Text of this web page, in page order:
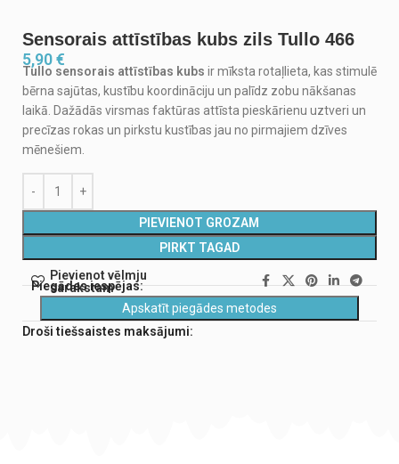
Sensorais attīstības kubs zils Tullo 466
5,90€
Tullo sensorais attīstības kubs ir mīksta rotaļlieta, kas stimulē
bērna sajūtas, kustību koordināciju un palīdz zobu nākšanas
laikā. Dažādās virsmas faktūras attīsta pieskārienu uztveri un
precīzas rokas un pirkstu kustības jau no pirmajiem dzīves
mēnešiem.
PIEVIENOT GROZAM
PIRKT TAGAD
Pievienot vēlmju
sarakstam
Piegādes iespējas:
Apskatīt piegādes metodes
Droši tiešsaistes maksājumi: